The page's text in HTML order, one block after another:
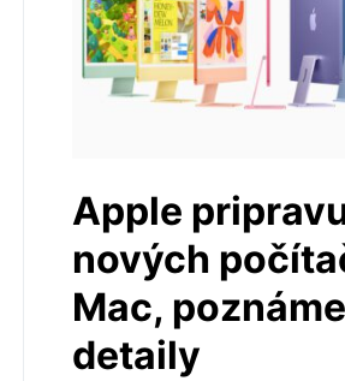
Apple
nových
Mac,
detaily